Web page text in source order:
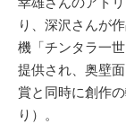
り、深沢さんが
機「チンタラ一
提供され、奥壁
賞と同時に創作
り）。